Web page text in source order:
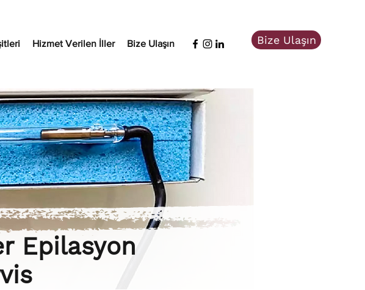
Hizmet Verilen İller Bize Ulaşın Bize Ulaşın
Epilasyon